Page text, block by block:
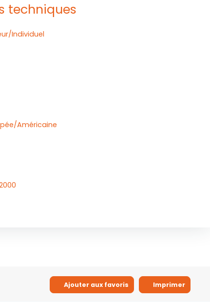
techniques
Individuel
Américaine
Ajouter aux favoris Imprimer